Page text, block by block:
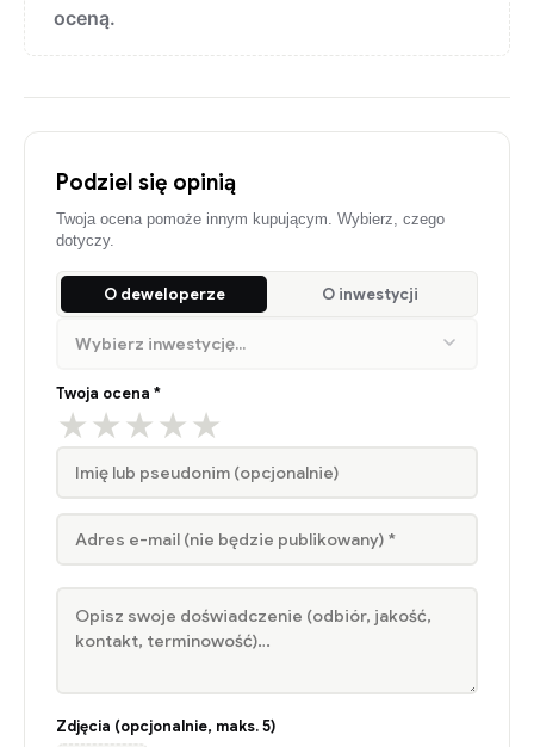
oceną.
Podziel się opinią
Twoja ocena pomoże innym kupującym. Wybierz, czego
dotyczy.
O deweloperze O inwestycji
Twoja ocena *
★
★
★
★
★
Zdjęcia (opcjonalnie, maks. 5)